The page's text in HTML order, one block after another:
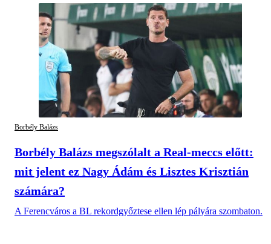
Borbély Balázs
Borbély Balázs megszólalt a Real-meccs előtt:
mit jelent ez Nagy Ádám és Lisztes Krisztián
számára?
A Ferencváros a BL rekordgyőztese ellen lép pályára szombaton.